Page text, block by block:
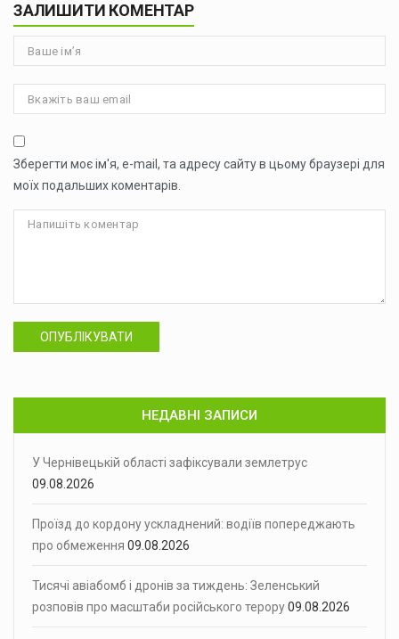
ЗАЛИШИТИ КОМЕНТАР
Зберегти моє ім'я, e-mail, та адресу сайту в цьому браузері для
моїх подальших коментарів.
ОПУБЛІКУВАТИ
НЕДАВНІ ЗАПИСИ
У Чернівецькій області зафіксували землетрус
09.08.2026
Проїзд до кордону ускладнений: водіїв попереджають
про обмеження 09.08.2026
Тисячі авіабомб і дронів за тиждень: Зеленський
розповів про масштаби російського терору09.08.2026